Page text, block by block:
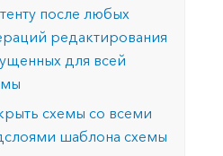
Pro
а также для получения
позволяющих решать
задачи.
этот курс
критически важные
операции.
после любых
редактирования
для всей
схемы со всеми
шаблона схемы